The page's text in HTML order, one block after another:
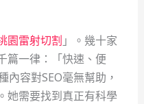
園雷射切割 」。幾十家
篇一律：「快速、便
容對SEO毫無幫助，
她需要找到真正有科學